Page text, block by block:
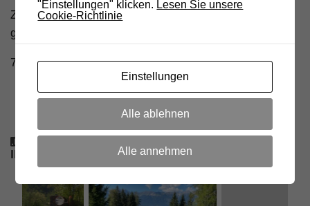
Zum Schluss noch ein paar Schnappschüsse – hier
geht’s zur
73 de Rita IN3IJZ
INTERESSIEREN...
"Einstellungen" klicken. Lesen Sie unsere
Cookie-Richtlinie
Einstellungen
Alle ablehnen
Alle annehmen